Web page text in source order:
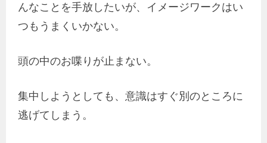
んなことを手放したいが、イメージワークはい
つもうまくいかない。
頭の中のお喋りが止まない。
集中しようとしても、意識はすぐ別のところに
逃げてしまう。